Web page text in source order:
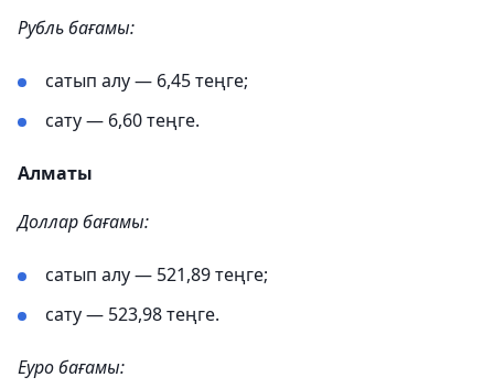
Рубль бағамы:
сатып алу — 6,45 теңге;
сату — 6,60 теңге.
Алматы
Доллар бағамы:
сатып алу — 521,89 теңге;
сату — 523,98 теңге.
Еуро бағамы: